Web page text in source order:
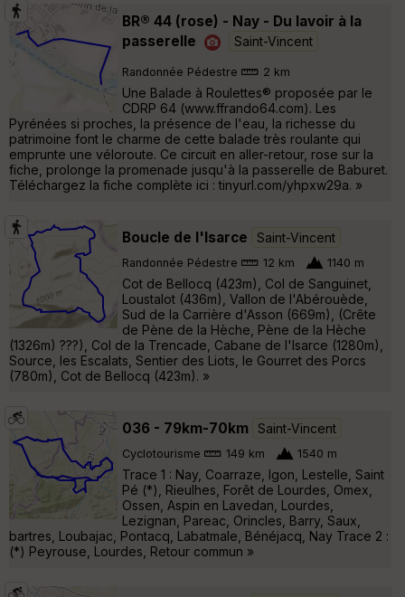
BR® 44 (rose) - Nay - Du lavoir à la
passerelle
Saint-Vincent
Randonnée Pédestre 2 km
Une Balade à Roulettes® proposée par le
CDRP 64 (www.ffrando64.com). Les
Pyrénées si proches, la présence de l'eau, la richesse du
patrimoine font le charme de cette balade très roulante qui
emprunte une véloroute. Ce circuit en aller-retour, rose sur la
fiche, prolonge la promenade jusqu'à la passerelle de Baburet.
Téléchargez la fiche complète ici : tinyurl.com/yhpxw29a. »
Boucle de l'Isarce Saint-Vincent
Randonnée Pédestre 12 km 1140 m
Cot de Bellocq (423m), Col de Sanguinet,
Loustalot (436m), Vallon de l'Abérouède,
Sud de la Carrière d'Asson (669m), (Crête
de Pène de la Hèche, Pène de la Hèche
(1326m) ???), Col de la Trencade, Cabane de l'Isarce (1280m),
Source, les Escalats, Sentier des Liots, le Gourret des Porcs
(780m), Cot de Bellocq (423m). »
036 - 79km-70km Saint-Vincent
Cyclotourisme 149 km 1540 m
Trace 1 : Nay, Coarraze, Igon, Lestelle, Saint
Pé (*), Rieulhes, Forêt de Lourdes, Omex,
Ossen, Aspin en Lavedan, Lourdes,
Lezignan, Pareac, Orincles, Barry, Saux,
bartres, Loubajac, Pontacq, Labatmale, Bénéjacq, Nay Trace 2 :
(*) Peyrouse, Lourdes, Retour commun »